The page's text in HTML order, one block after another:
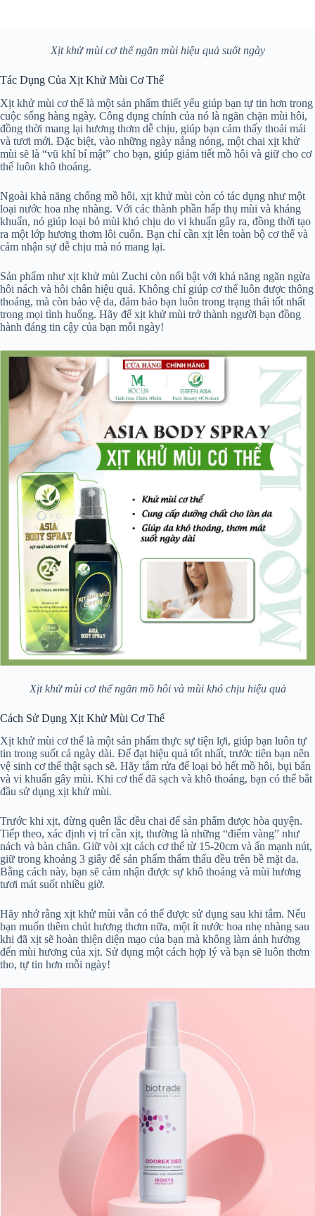
Xịt khử mùi cơ thể ngăn mùi hiệu quả suốt ngày
Tác Dụng Của Xịt Khử Mùi Cơ Thể
Xịt khử mùi cơ thể là một sản phẩm thiết yếu giúp bạn tự tin hơn trong
cuộc sống hàng ngày. Công dụng chính của nó là ngăn chặn mùi hôi,
đồng thời mang lại hương thơm dễ chịu, giúp bạn cảm thấy thoải mái
và tươi mới. Đặc biệt, vào những ngày nắng nóng, một chai xịt khử
mùi sẽ là “vũ khí bí mật” cho bạn, giúp giảm tiết mồ hôi và giữ cho cơ
thể luôn khô thoáng.
Ngoài khả năng chống mồ hôi, xịt khử mùi còn có tác dụng như một
loại nước hoa nhẹ nhàng. Với các thành phần hấp thụ mùi và kháng
khuẩn, nó giúp loại bỏ mùi khó chịu do vi khuẩn gây ra, đồng thời tạo
ra một lớp hương thơm lôi cuốn. Bạn chỉ cần xịt lên toàn bộ cơ thể và
cảm nhận sự dễ chịu mà nó mang lại.
Sản phẩm như xịt khử mùi Zuchi còn nổi bật với khả năng ngăn ngừa
hôi nách và hôi chân hiệu quả. Không chỉ giúp cơ thể luôn được thông
thoáng, mà còn bảo vệ da, đảm bảo bạn luôn trong trạng thái tốt nhất
trong mọi tình huống. Hãy để xịt khử mùi trở thành người bạn đồng
hành đáng tin cậy của bạn mỗi ngày!
Xịt khử mùi cơ thể ngăn mồ hôi và mùi khó chịu hiệu quả
Cách Sử Dụng Xịt Khử Mùi Cơ Thể
Xịt khử mùi cơ thể là một sản phẩm thực sự tiện lợi, giúp bạn luôn tự
tin trong suốt cả ngày dài. Để đạt hiệu quả tốt nhất, trước tiên bạn nên
vệ sinh cơ thể thật sạch sẽ. Hãy tắm rửa để loại bỏ hết mồ hôi, bụi bẩn
và vi khuẩn gây mùi. Khi cơ thể đã sạch và khô thoáng, bạn có thể bắt
đầu sử dụng xịt khử mùi.
Trước khi xịt, đừng quên lắc đều chai để sản phẩm được hòa quyện.
Tiếp theo, xác định vị trí cần xịt, thường là những “điểm vàng” như
nách và bàn chân. Giữ vòi xịt cách cơ thể từ 15-20cm và ấn mạnh nút,
giữ trong khoảng 3 giây để sản phẩm thẩm thấu đều trên bề mặt da.
Bằng cách này, bạn sẽ cảm nhận được sự khô thoáng và mùi hương
tươi mát suốt nhiều giờ.
Hãy nhớ rằng xịt khử mùi vẫn có thể được sử dụng sau khi tắm. Nếu
bạn muốn thêm chút hương thơm nữa, một ít nước hoa nhẹ nhàng sau
khi đã xịt sẽ hoàn thiện diện mạo của bạn mà không làm ảnh hưởng
đến mùi hương của xịt. Sử dụng một cách hợp lý và bạn sẽ luôn thơm
tho, tự tin hơn mỗi ngày!